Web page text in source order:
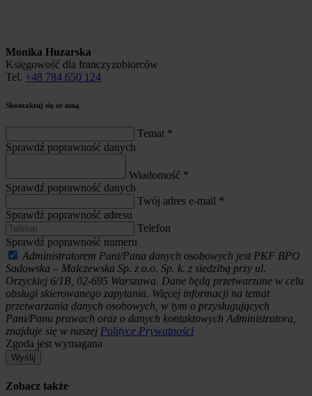
Monika Huzarska
Księgowość dla franczyzobiorców
Tel. +48 784 650 124
Skontaktuj się ze mną
Temat *
Sprawdź poprawność danych
Wiadomość *
Sprawdź poprawność danych
Twój adres e-mail *
Sprawdź poprawność adresu
Telefon
Sprawdź poprawność numeru
Administratorem Pani/Pana danych osobowych jest PKF BPO
Sadowska – Malczewska Sp. z o.o. Sp. k. z siedzibą przy ul.
Orzyckiej 6/1B, 02-695 Warszawa. Dane będą przetwarzane w celu
obsługi skierowanego zapytania. Więcej informacji na temat
przetwarzania danych osobowych, w tym o przysługujących
Pani/Panu prawach oraz o danych kontaktowych Administratora,
znajduje się w naszej Polityce Prywatności
Zgoda jest wymagana
Wyślij
Zobacz także